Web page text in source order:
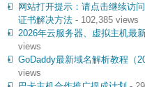
网站打开提示：请点击继续访
证书解决方法- 102,385 views
2026年云服务器、虚拟主机最
views
GoDaddy最新域名解析教程（
views